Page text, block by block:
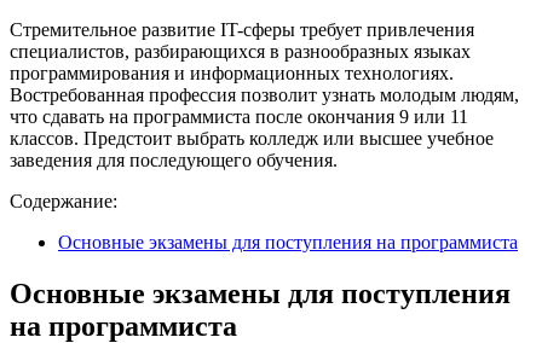
Стремительное развитие IT-сферы требует привлечения
специалистов, разбирающихся в разнообразных языках
программирования и информационных технологиях.
Востребованная профессия позволит узнать молодым людям,
что сдавать на программиста после окончания 9 или 11
классов. Предстоит выбрать колледж или высшее учебное
заведения для последующего обучения.
Содержание:
Основные экзамены для поступления на программиста
Основные экзамены для поступления
на программиста